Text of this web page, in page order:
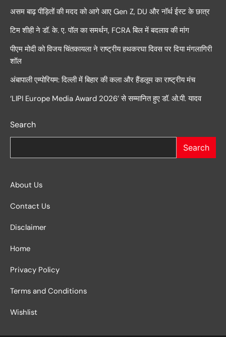
असम बाढ़ पीड़ितों की मदद को आगे आए Gen Z, DU और नॉर्थ ईस्ट के छात्र
टिम शीही ने डॉ. के. ए. पॉल का समर्थन, FCRA बिल में बदलाव की मांग
पीएम मोदी को विजय चिंतकायला ने राष्ट्रीय हथकरघा दिवस पर दिया मंगलागिरी
शॉल
अंबापाली एम्पोरियम: दिल्ली में बिहार की कला और हैंडलूम का राष्ट्रीय मंच
‘LIPI Europe Media Award 2026’ से सम्मानित हुए डॉ. ओ.पी. यादव
Search
Search
About Us
Contact Us
Disclaimer
Home
Privacy Policy
Terms and Conditions
Wishlist